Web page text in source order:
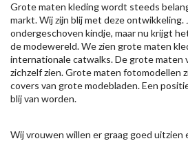
Grote maten kleding wordt steeds
markt. Wij zijn blij met deze ontwikkeling.
ondergeschoven kindje, maar nu krijgt
de modewereld. We zien grote maten
internationale catwalks. De grote maten
zichzelf zien. Grote maten fotomodellen
covers van grote modebladen. Een
blij van worden.
Wij vrouwen willen er graag goed uitzien